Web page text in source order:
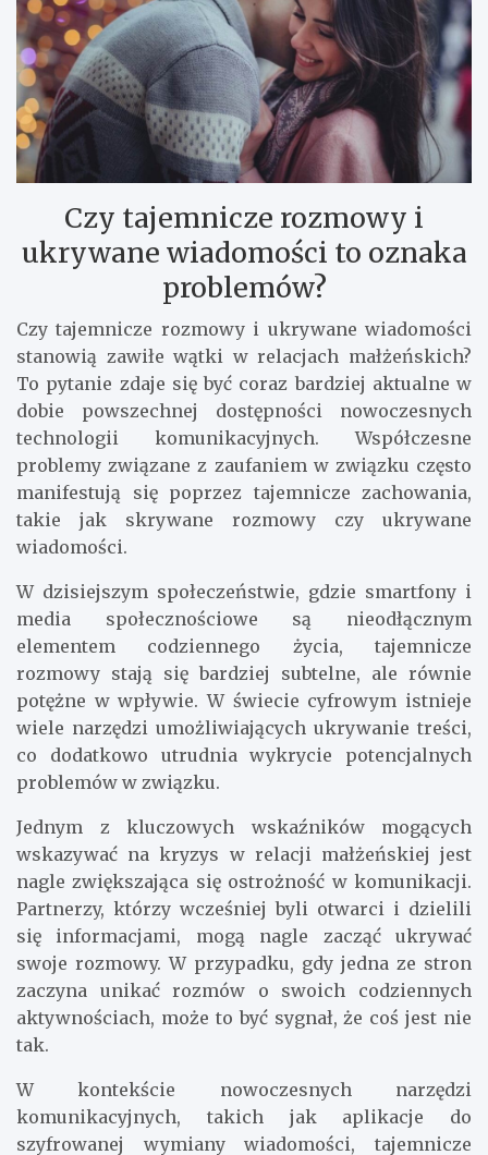
Czy tajemnicze rozmowy i
ukrywane wiadomości to oznaka
problemów?
Czy tajemnicze rozmowy i ukrywane wiadomości
stanowią zawiłe wątki w relacjach małżeńskich?
To pytanie zdaje się być coraz bardziej aktualne w
dobie powszechnej dostępności nowoczesnych
technologii komunikacyjnych. Współczesne
problemy związane z zaufaniem w związku często
manifestują się poprzez tajemnicze zachowania,
takie jak skrywane rozmowy czy ukrywane
wiadomości.
W dzisiejszym społeczeństwie, gdzie smartfony i
media społecznościowe są nieodłącznym
elementem codziennego życia, tajemnicze
rozmowy stają się bardziej subtelne, ale równie
potężne w wpływie. W świecie cyfrowym istnieje
wiele narzędzi umożliwiających ukrywanie treści,
co dodatkowo utrudnia wykrycie potencjalnych
problemów w związku.
Jednym z kluczowych wskaźników mogących
wskazywać na kryzys w relacji małżeńskiej jest
nagle zwiększająca się ostrożność w komunikacji.
Partnerzy, którzy wcześniej byli otwarci i dzielili
się informacjami, mogą nagle zacząć ukrywać
swoje rozmowy. W przypadku, gdy jedna ze stron
zaczyna unikać rozmów o swoich codziennych
aktywnościach, może to być sygnał, że coś jest nie
tak.
W kontekście nowoczesnych narzędzi
komunikacyjnych, takich jak aplikacje do
szyfrowanej wymiany wiadomości, tajemnicze